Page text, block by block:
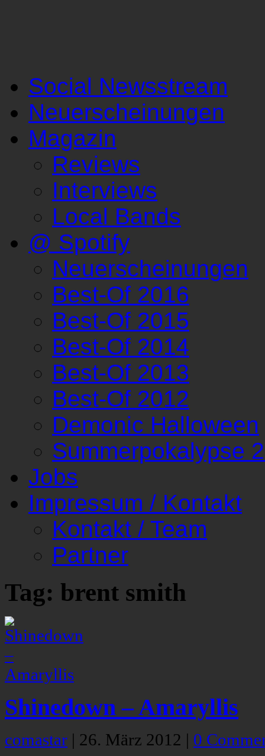
Social Newsstream
Neuerscheinungen
Magazin
Reviews
Interviews
Local Bands
@ Spotify
Neuerscheinungen
Best-Of 2016
Best-Of 2015
Best-Of 2014
Best-Of 2013
Best-Of 2012
Demonic Halloween
Summerpokalypse
Jobs
Impressum / Kontakt
Kontakt / Team
Partner
Tag: brent smith
Shinedown – Amaryllis
comastar | 26. März 2012 | 0